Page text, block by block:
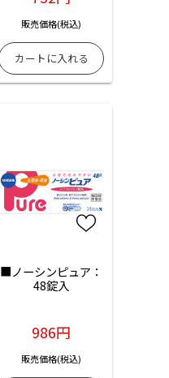
販売価格(税込)
■ノーシンピュア：
48錠入
986円
販売価格(税込)